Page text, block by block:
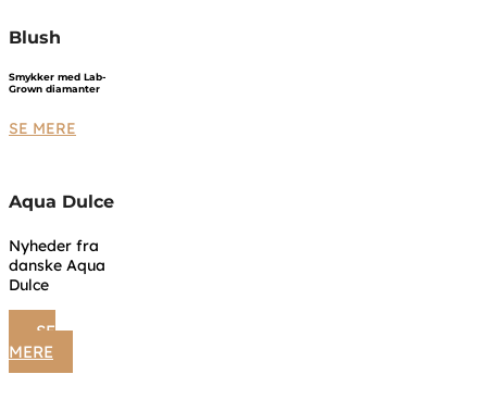
Blush
Smykker med Lab-
Grown diamanter
SE MERE
Aqua Dulce
Nyheder fra
danske Aqua
Dulce
SE
MERE